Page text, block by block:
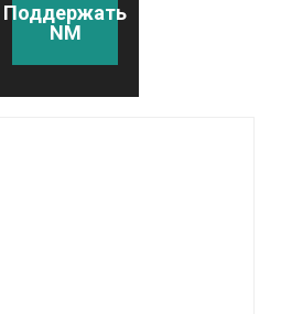
Поддержать
NM